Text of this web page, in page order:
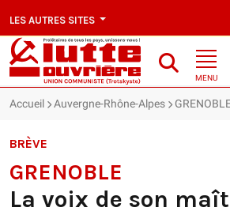
LES AUTRES SITES
MENU
Accueil Auvergne-Rhône-Alpes
BRÈVE
GRENOBLE
La voix de son